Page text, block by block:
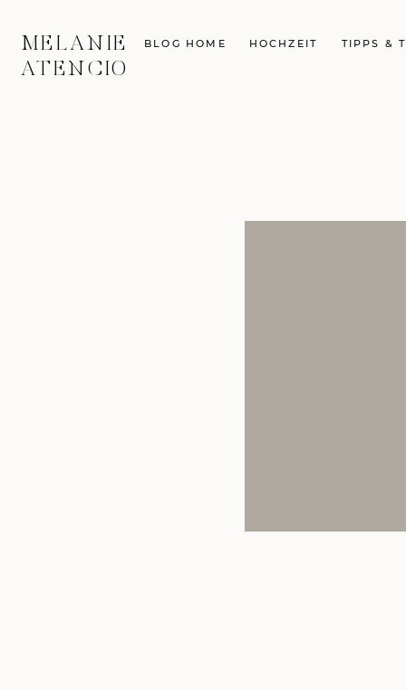
MELANIE
ATENCIO
BLOG HOME HOCHZEIT TIPPS &